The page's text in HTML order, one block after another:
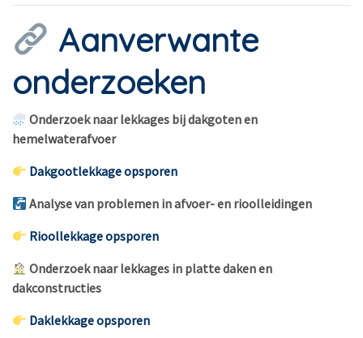
Aanverwante
onderzoeken
Onderzoek naar lekkages bij dakgoten en
hemelwaterafvoer
Dakgootlekkage opsporen
Analyse van problemen in afvoer- en rioolleidingen
Rioollekkage opsporen
Onderzoek naar lekkages in platte daken en
dakconstructies
Daklekkage opsporen